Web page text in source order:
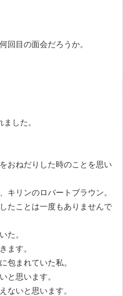
回目の面会だろうか。
した。
おねだりした時のことを思い
キリンのロバートブラウン。
たことは一度もありませんで
た。
ます。
包まれていた私。
と思います。
ないと思います。